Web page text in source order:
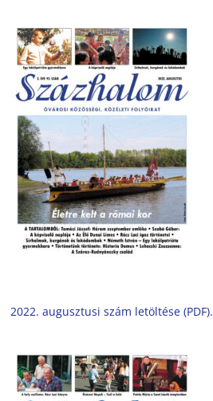
2022. augusztusi szám letöltése (PDF).